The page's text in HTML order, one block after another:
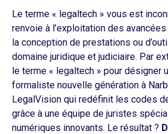
Le terme « legaltech » vous est
renvoie à l’exploitation des
la conception de prestations ou
domaine juridique et judiciaire. Par
le terme « legaltech » pour désigner
formaliste nouvelle génération à
LegalVision qui redéfinit les codes
grâce à une équipe de juristes
numériques innovants. Le résultat ?